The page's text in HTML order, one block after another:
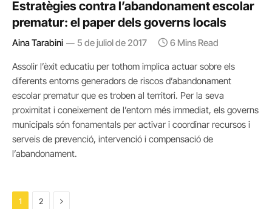
Estratègies contra l’abandonament escolar
prematur: el paper dels governs locals
Aina Tarabini 5 de juliol de 2017 6 Mins Read
Assolir l’èxit educatiu per tothom implica actuar sobre els
diferents entorns generadors de riscos d’abandonament
escolar prematur que es troben al territori. Per la seva
proximitat i coneixement de l’entorn més immediat, els governs
municipals són fonamentals per activar i coordinar recursos i
serveis de prevenció, intervenció i compensació de
l’abandonament.
1 2 Next